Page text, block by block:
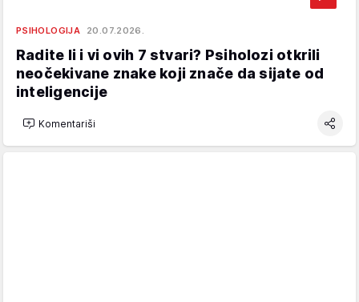
PSIHOLOGIJA 20.07.2026.
Radite li i vi ovih 7 stvari? Psiholozi otkrili
neočekivane znake koji znače da sijate od
inteligencije
Komentariši